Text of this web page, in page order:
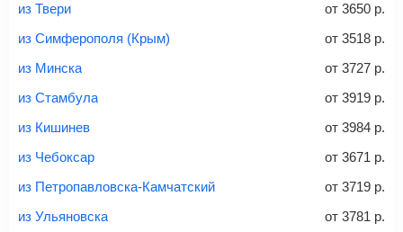
20-23 кг 40 кг
*При необходимости багаж оплачивается отдельно при
правило, сразу купить билет с багажом дешевле, чем
дополнительно оплачивать его в аэропорту.
Важно: При покупке билета рекомендуем внимательно
проверять на официальном сайте продавца, включен ли
багаж в стоимость.
из Твери
от 3650 р.
из Симферополя (Крым)
от 3518 р.
из Минска
от 3727 р.
из Стамбула
от 3919 р.
из Кишинев
от 3984 р.
из Чебоксар
от 3671 р.
из Петропавловска-Камчатский
от 3719 р.
из Ульяновска
от 3781 р.